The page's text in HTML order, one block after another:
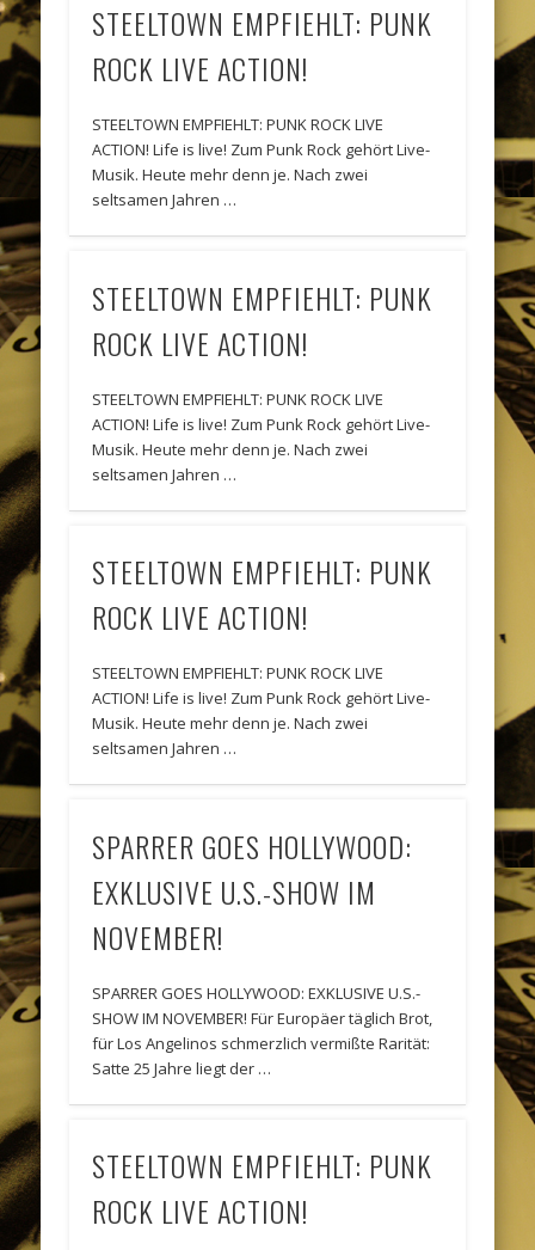
STEELTOWN EMPFIEHLT: PUNK
ROCK LIVE ACTION!
STEELTOWN EMPFIEHLT: PUNK ROCK LIVE
ACTION! Life is live! Zum Punk Rock gehört Live-
Musik. Heute mehr denn je. Nach zwei
seltsamen Jahren …
STEELTOWN EMPFIEHLT: PUNK
ROCK LIVE ACTION!
STEELTOWN EMPFIEHLT: PUNK ROCK LIVE
ACTION! Life is live! Zum Punk Rock gehört Live-
Musik. Heute mehr denn je. Nach zwei
seltsamen Jahren …
STEELTOWN EMPFIEHLT: PUNK
ROCK LIVE ACTION!
STEELTOWN EMPFIEHLT: PUNK ROCK LIVE
ACTION! Life is live! Zum Punk Rock gehört Live-
Musik. Heute mehr denn je. Nach zwei
seltsamen Jahren …
SPARRER GOES HOLLYWOOD:
EXKLUSIVE U.S.-SHOW IM
NOVEMBER!
SPARRER GOES HOLLYWOOD: EXKLUSIVE U.S.-
SHOW IM NOVEMBER! Für Europäer täglich Brot,
für Los Angelinos schmerzlich vermißte Rarität:
Satte 25 Jahre liegt der …
STEELTOWN EMPFIEHLT: PUNK
ROCK LIVE ACTION!